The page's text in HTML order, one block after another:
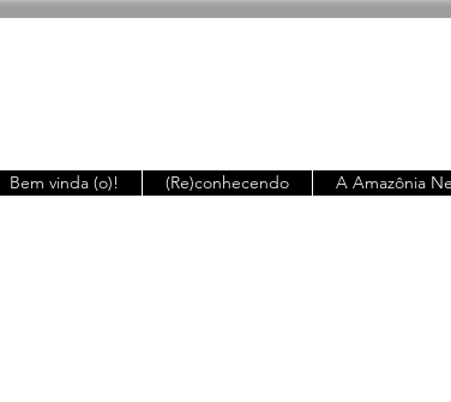
Bem vinda (o)! (Re)conhecendo A Amazônia